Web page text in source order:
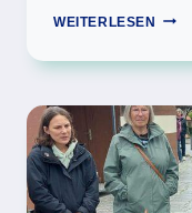
WEITERLESEN
21
VOR
ORT
ZUR